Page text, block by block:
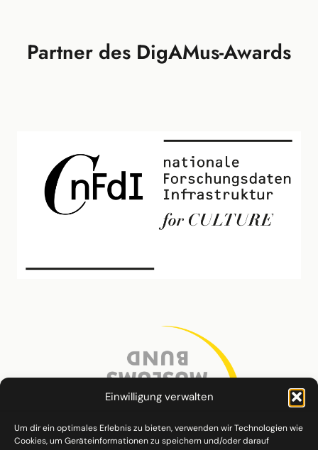
Einwilligung verwalten
Um dir ein optimales Erlebnis zu bieten, verwenden wir Technologien wie
Cookies, um Geräteinformationen zu speichern und/oder darauf
Partner des DigAMus-Awards